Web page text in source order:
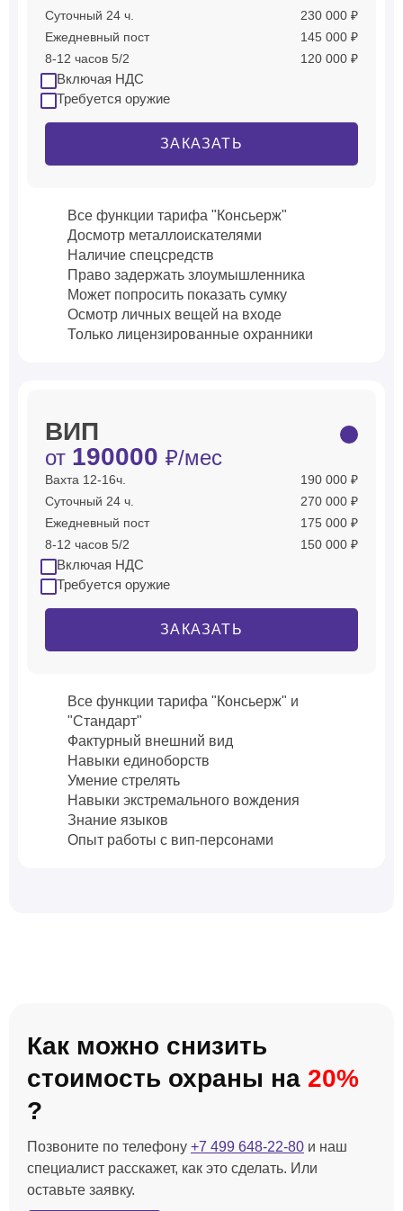
Суточный 24 ч.
230 000 ₽
Ежедневный пост
145 000 ₽
8-12 часов 5/2
120 000 ₽
Включая НДС
Требуется оружие
ЗАКАЗАТЬ
Все функции тарифа "Консьерж"
Досмотр металлоискателями
Наличие спецсредств
Право задержать злоумышленника
Может попросить показать сумку
Осмотр личных вещей на входе
Только лицензированные охранники
ВИП
от 190000 ₽/мес
Вахта 12-16ч.
190 000 ₽
Суточный 24 ч.
270 000 ₽
Ежедневный пост
175 000 ₽
8-12 часов 5/2
150 000 ₽
Включая НДС
Требуется оружие
ЗАКАЗАТЬ
Все функции тарифа "Консьерж" и
"Стандарт"
Фактурный внешний вид
Навыки единоборств
Умение стрелять
Навыки экстремального вождения
Знание языков
Опыт работы с вип-персонами
Как можно снизить
стоимость охраны на 20%
?
Позвоните по телефону +7 499 648-22-80 и наш
специалист расскажет, как это сделать. Или
оставьте заявку.